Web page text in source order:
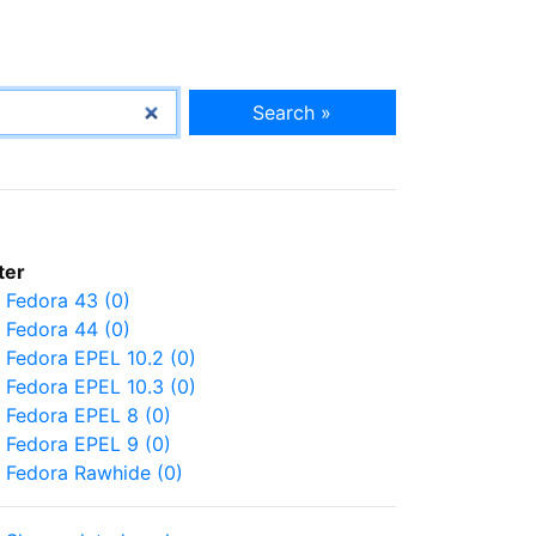
Search »
Fedora 43 (0)
Fedora 44 (0)
Fedora EPEL 10.2 (0)
Fedora EPEL 10.3 (0)
Fedora EPEL 8 (0)
Fedora EPEL 9 (0)
Fedora Rawhide (0)